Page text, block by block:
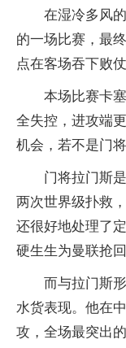
在湿冷多风
的一场比赛，最
点在客场吞下败仗
本场比赛卡
全失控，进攻端
机会，若不是门
门将拉门斯
两次世界级扑救
还很好地处理了
硬生生为曼联抢回
而与拉门斯
水货表现。他在
攻，全场最突出